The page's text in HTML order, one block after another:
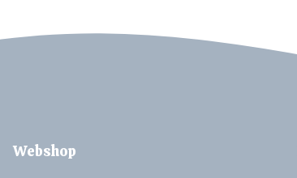
Webshop